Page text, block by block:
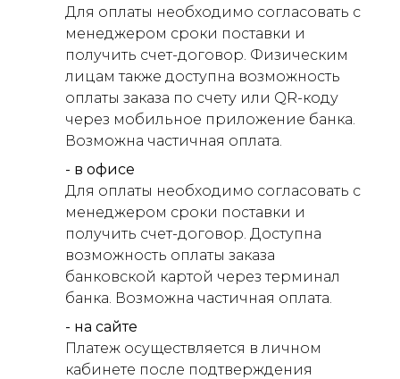
Для оплаты необходимо согласовать с
менеджером сроки поставки и
получить счет-договор. Физическим
лицам также доступна возможность
оплаты заказа по счету или QR-коду
через мобильное приложение банка.
Возможна частичная оплата.
- в офисе
Для оплаты необходимо согласовать с
менеджером сроки поставки и
получить счет-договор. Доступна
возможность оплаты заказа
банковской картой через терминал
банка. Возможна частичная оплата.
- на сайте
Платеж осуществляется в личном
кабинете после подтверждения